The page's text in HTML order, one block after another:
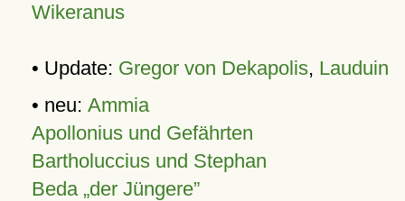
Wikeranus
• Update: Gregor von Dekapolis, Lauduin
• neu: Ammia
Apollonius und Gefährten
Bartholuccius und Stephan
Beda „der Jüngere”